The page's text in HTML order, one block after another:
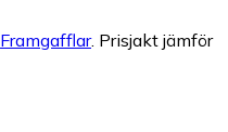
Framgafflar. Prisjakt jämför